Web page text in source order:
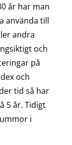
år har man
använda till
andra
och
på
och
tid så har
5 år. Tidigt
i